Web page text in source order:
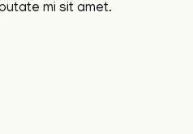
mi sit amet.